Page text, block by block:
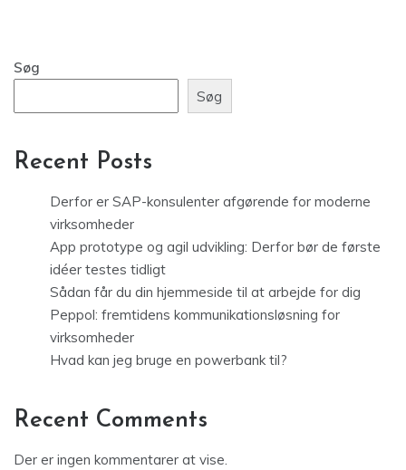
Søg
Søg
Recent Posts
Derfor er SAP-konsulenter afgørende for moderne
virksomheder
App prototype og agil udvikling: Derfor bør de første
idéer testes tidligt
Sådan får du din hjemmeside til at arbejde for dig
Peppol: fremtidens kommunikationsløsning for
virksomheder
Hvad kan jeg bruge en powerbank til?
Recent Comments
Der er ingen kommentarer at vise.